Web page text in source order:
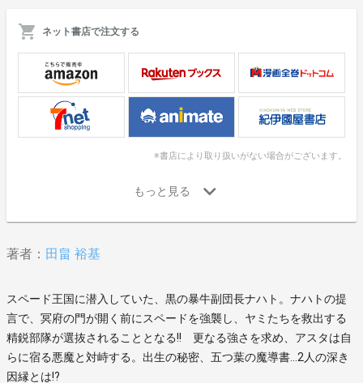
ネット書店で注文する
※書店により取り扱いがない場合がございます。
著者： 田畠 裕基
スペード王国に潜入していた、黒の暴牛副団長ナハト。ナハトの提
言で、冥府の門が開く前にスペードを強襲し、ヤミたちを救出する
精鋭部隊が選抜されることとなる!! 更なる強さを求め、アスタは自
らに宿る悪魔と対峙する。出生の秘密、五つ葉の魔導書…2人の深き
因縁とは!?